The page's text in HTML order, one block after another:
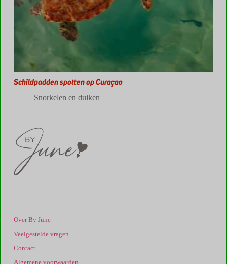
Schildpadden spotten op Curaçao
Snorkelen en duiken
Over By June
Veelgestelde vragen
Contact
Algemene voorwaarden